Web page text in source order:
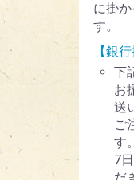
に掛
す。
【銀
下
お
送
ご
す。
7